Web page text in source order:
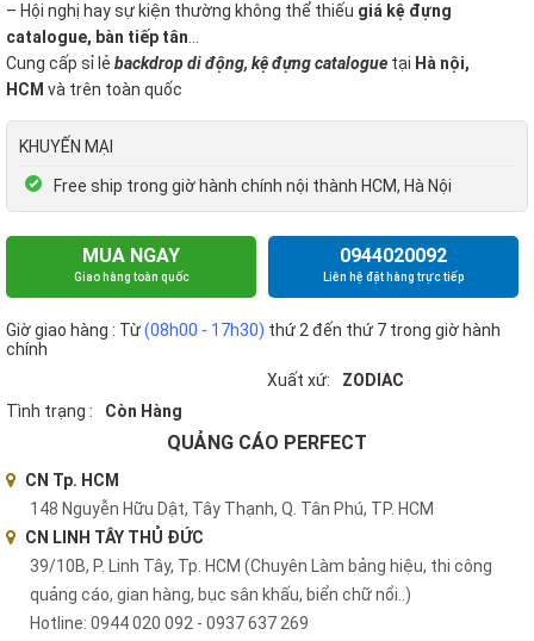
– Hội nghị hay sự kiện thường không thể thiếu giá kệ đựng
catalogue, bàn tiếp tân
Cung cấp sỉ lẻ backdrop di động, kệ đựng catalogue tại Hà nội,
HCM và trên toàn quốc
KHUYẾN MẠI
Free ship trong giờ hành chính nội thành HCM, Hà Nội
MUA NGAY
Giao hàng toàn quốc
0944020092
Liên hệ đặt hàng trực tiếp
Giờ giao hàng : Từ(08h00 - 17h30) thứ 2 đến thứ 7 trong giờ hành
chính
Xuất xứ:
ZODIAC
Tình trạng :
Còn Hàng
QUẢNG CÁO PERFECT
CN Tp. HCM
148 Nguyễn Hữu Dật, Tây Thạnh, Q. Tân Phú, TP. HCM
CN LINH TÂY THỦ ĐỨC
39/10B, P. Linh Tây, Tp. HCM (Chuyên Làm bảng hiệu, thi công
quảng cáo, gian hàng, bục sân khấu, biển chữ nổi..)
Hotline: 0944 020 092 - 0937 637 269